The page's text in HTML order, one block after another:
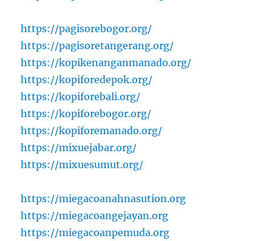
https://pagisorebogor.org/
https://pagisoretangerang.org/
https://kopikenanganmanado.org/
https://kopiforedepok.org/
https://kopiforebali.org/
https://kopiforebogor.org/
https://kopiforemanado.org/
https://mixuejabar.org/
https://mixuesumut.org/
https://miegacoanahnasution.org
https://miegacoangejayan.org
https://miegacoanpemuda.org